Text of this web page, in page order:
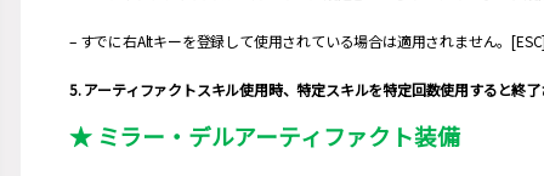
– すでに右Altキーを登録して使用されている場合は適用されません。
5. アーティファクトスキル使用時、特定スキルを特定回数使用すると終
★ ミラー・デルアーティファクト装備